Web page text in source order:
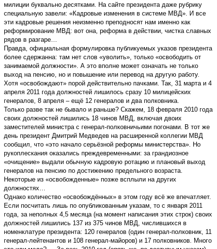
милиции буквально десятками. На сайте президента даже рубрику
специальную завели: «Кадровые изменения в системе МВД». И все
эти кадровые решения неизменно преподносят нам именно как
реформирование МВД: вот она, реформа в действии, чистка славных
рядов в разгаре…
Правда, официальная формулировка публикуемых указов президента
более сдержанна: там нет слов «уволить», только «освободить от
занимаемой должности». А это вполне может означать не только
выход на пенсию, но и повышение или перевод на другую работу.
Хотя «освобождают» порой действительно пачками. Так, 31 марта и 4
апреля 2011 года должностей лишилось сразу 10 милицейских
генералов, 8 апреля – ещё 12 генералов и два полковника.
Только разве так не бывало и раньше? Скажем, 18 февраля 2010 года
своих должностей лишились 18 чинов МВД, включая двоих
заместителей министра с генерал-полковничьими погонами. В тот же
день президент Дмитрий Медведев на расширенной коллегии МВД
сообщил, что «это начало серьёзной реформы министерства». Но
рукоплескания оказались преждевременными: за грандиозное
«очищение» выдали обычную кадровую ротацию и плановый выход
генералов на пенсию по достижению предельного возраста.
Некоторые из «освобожденные» позже всплыли на других
должностях…
Однако количество «освобождённых» в этом году всё же впечатляет.
Если посчитать лишь по опубликованным указам, то с января 2011
года, за неполных 4,5 месяца (на момент написания этих строк) своих
должностей лишились 137 из 375 чинов МВД, числившихся в
номенклатуре президента: 120 генералов (один генерал-полковник, 11
генерал-лейтенантов и 108 генерал-майоров) и 17 полковников. Много